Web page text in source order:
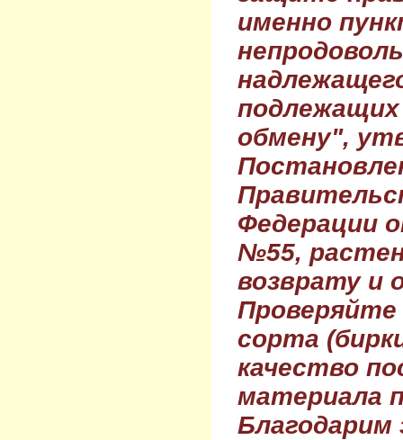
именно
обмену",
Федерации
№55,
возврату и
Проверяйте
сорта
качество
материала
Благодарим